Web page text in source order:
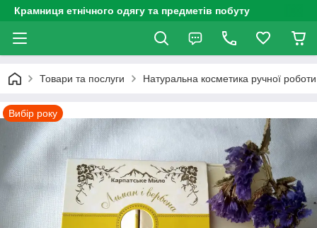
Крамниця етнічного одягу та предметів побуту
Товари та послуги Натуральна косметика ручної роботи
Вибір року